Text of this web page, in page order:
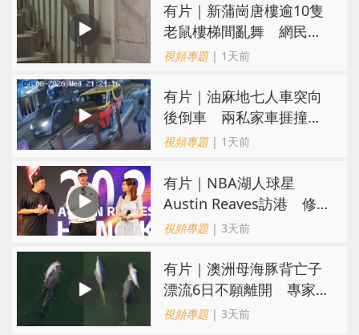
有片｜新蒲崗唐樓逾10隻
老鼠樓梯間亂舞 網民嚇
親：每次經過都要好大勇
視頻專題| 1天前
有片｜油麻地七人車突向
後倒車 兩私家車捱撞
司機不顧而去
視頻專題| 1天前
有片｜NBA湖人球星
Austin Reaves訪港 修
頓與青少年交流球技
視頻專題| 3天前
有片｜澳洲母海豚背亡子
漂流6日不願離開 專家：
極度悲傷下的哀悼行為
視頻專題| 3天前